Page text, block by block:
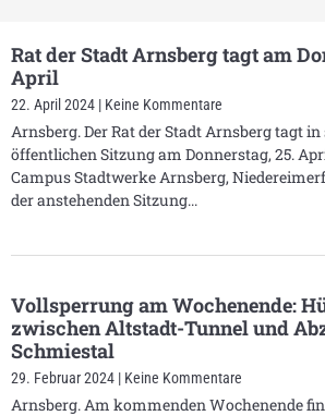
Rat der Stadt Arnsberg tagt am
April
22. April 2024 Keine Kommentare
Arnsberg. Der Rat der Stadt Arnsberg tagt
öffentlichen Sitzung am Donnerstag, 25.
Campus Stadtwerke Arnsberg,
der anstehenden Sitzung
Vollsperrung am Wochenende:
zwischen Altstadt-Tunnel und
Schmiestal
29. Februar 2024 Keine Kommentare
Arnsberg. Am kommenden Wochenende